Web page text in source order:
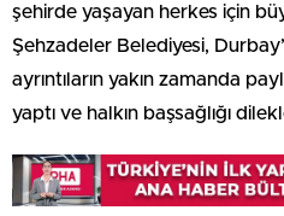
şehirde yaşayan herkes için
Şehzadeler Belediyesi,
ayrıntıların yakın zamanda
yaptı ve halkın başsağlığı